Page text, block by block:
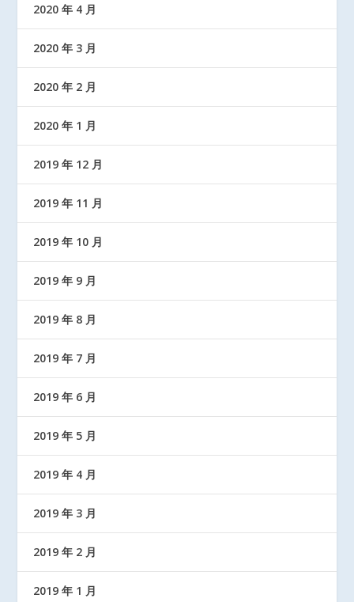
2020 年 4 月
2020 年 3 月
2020 年 2 月
2020 年 1 月
2019 年 12 月
2019 年 11 月
2019 年 10 月
2019 年 9 月
2019 年 8 月
2019 年 7 月
2019 年 6 月
2019 年 5 月
2019 年 4 月
2019 年 3 月
2019 年 2 月
2019 年 1 月